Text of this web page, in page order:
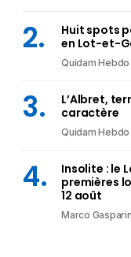
Huit spots
en Lot-et-
Quidam Hebdo
L’Albret,
caractère
Quidam Hebdo
Insolite : le
premières
12 août
Marco